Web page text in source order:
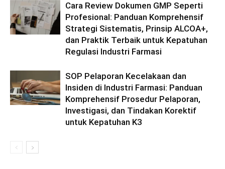
Cara Review Dokumen GMP Seperti
Profesional: Panduan Komprehensif
Strategi Sistematis, Prinsip ALCOA+,
dan Praktik Terbaik untuk Kepatuhan
Regulasi Industri Farmasi
SOP Pelaporan Kecelakaan dan
Insiden di Industri Farmasi: Panduan
Komprehensif Prosedur Pelaporan,
Investigasi, dan Tindakan Korektif
untuk Kepatuhan K3